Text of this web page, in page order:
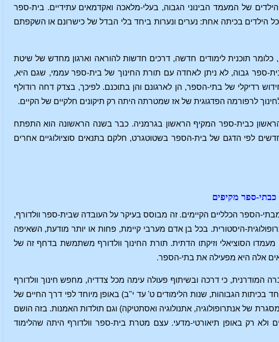
של המעמד הבינוני הגבוה, בעלי-מלאכה ואקדמאים עתידיים. בית-ספר
הילדים בכיתה אחת: נערים ונערות ביחד בלי הבדל של כישרונם או השקפתם
כלומר תוכנית לימודים חדשה, דרכים חדשות להוראה וארגון מחדש של שיטת
ספר גבוה, לא ניתן לאחדה עם תורת החינוך של בית-ספר עממי, שגם היא,
רדיקלי של בתי-הספר, הן לארגונם והן בתוכנם. לפיכך, בצדק דחה רודולף
לרפורמה הפדגוגית של אז שמטרתה היתה רק תיקונים חלקיים של הקיים.
כבית-ספר המקיף הראשון בגרמניה. כבר בשנה הראשונה הוא התפתח
לפי הדגם של בית-הספר בשטוטגרט, חלקם בתנאים סוציולוגיים אחרים
כבתי-ספר מקיפים
הספר הכלליים הקיימים. זה מבוסס בעיקר על העובדה שבית-ספר וולדורף,
היסטורית. בכל בן אדם מערבי קיימת, פחות או יותר מודעת, השאיפה
מעמדו הסוציאלי וזיקתו הדתית. תורת החינוך וולדורף משתמשת בדחף זה של
אלה היא מפעילה את בתי-הספר.
כי דרכה ובשיתוף פעולה עימה מכל צדדיה, מחפש חינוך וולדורף
בכיתות הגבוהות, שנות הלימודים ט' עד י"ב) באופן מיוחד לפי דרך החיים של
של אנתרופולוגיה, אתנולוגיה ואסתטיקה) וגם תולדות האמנות. בזה הושם
רק באופן תיאורטי-מדעי. עצם מטרת בית-ספר וולדורף היתה שהלימוד